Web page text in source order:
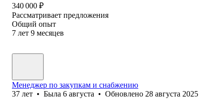
340 000 ₽
Рассматривает предложения
Общий опыт
7 лет 9 месяцев
Менеджер по закупкам и снабжению
37 лет • Была 6 августа • Обновлено 28 августа 2025